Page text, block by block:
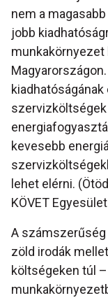
nem a
jobb
munkakörnyezet
kevesebb
lehet elérni.
KÖVET
A számszerűség
zöld irodák
költségeken túl